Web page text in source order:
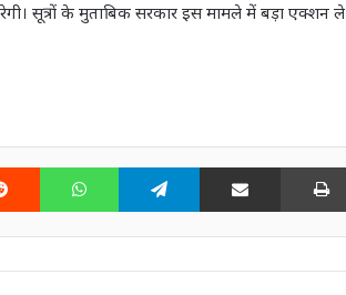
सूत्रों के मुताबिक सरकार इस मामले में बड़ा एक्शन ले
Reddit WhatsAppTelegram Share via Email